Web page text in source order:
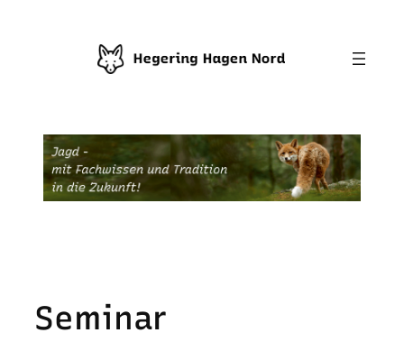
Seminar